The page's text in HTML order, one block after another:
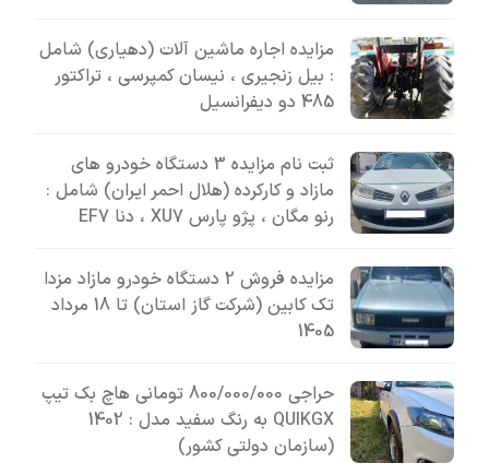
مزایده اجاره ماشین آلات (دهیاری) شامل
: بیل زنجیری ، نیسان کمپرسی ، تراکتور
485 دو دیفرانسیل
ثبت نام مزایده 3 دستگاه خودرو های
مازاد و کارکرده (هلال احمر ایران) شامل :
رنو مگان ، پژو پارس XU7 ، دنا EF7
مزایده فروش 2 دستگاه خودرو مازاد مزدا
تک کابین (شرکت گاز استان) تا 18 مرداد
1405
حراجی 800/000/000 تومانی ھاچ بک تیپ
QUIKGX به رنگ سفید مدل : 1402
(سازمان دولتی کشور)